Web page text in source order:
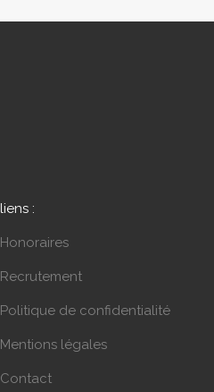
liens :
Honoraires
Recrutement
Politique de confidentialité
Mentions légales
Contact